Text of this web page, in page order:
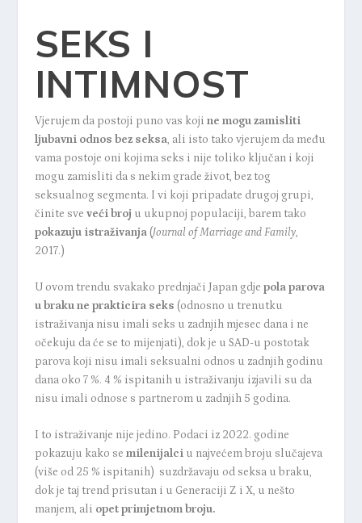
SEKS I
INTIMNOST
Vjerujem da postoji puno vas koji ne mogu zamisliti
ljubavni odnos bez seksa, ali isto tako vjerujem da među
vama postoje oni kojima seks i nije toliko ključan i koji
mogu zamisliti da s nekim grade život, bez tog
seksualnog segmenta. I vi koji pripadate drugoj grupi,
činite sve veći broj u ukupnoj populaciji, barem tako
pokazuju istraživanja (Journal of Marriage and Family,
2017.)
U ovom trendu svakako prednjači Japangdje pola parova
u braku ne prakticira seks (odnosno u trenutku
istraživanja nisu imali seks u zadnjih mjesec dana i ne
očekuju da će se to mijenjati), dok je u SAD-u postotak
parova koji nisu imali seksualni odnos u zadnjih godinu
dana oko 7 %. 4 % ispitanih u istraživanju izjavili su da
nisu imali odnose s partnerom u zadnjih 5 godina.
I to istraživanje nije jedino. Podaci iz 2022. godine
pokazuju kako se milenijalciu najvećem broju slučajeva
(više od 25 % ispitanih) suzdržavaju od seksa u braku,
dok je taj trend prisutan i u Generaciji Z i X, u nešto
manjem, ali opet primjetnom broju.